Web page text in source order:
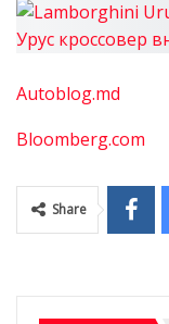
Autoblog.md
Bloomberg.com
Share